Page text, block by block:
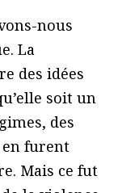
nous
La
des idées
soit un
des
en furent
Mais ce fut